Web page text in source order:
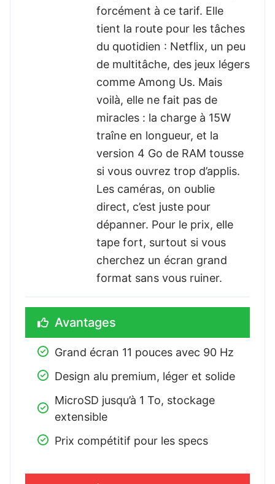
forcément à ce tarif. Elle
tient la route pour les tâches
du quotidien : Netflix, un peu
de multitâche, des jeux légers
comme Among Us. Mais
voilà, elle ne fait pas de
miracles : la charge à 15W
traîne en longueur, et la
version 4 Go de RAM tousse
si vous ouvrez trop d’applis.
Les caméras, on oublie
direct, c’est juste pour
dépanner. Pour le prix, elle
tape fort, surtout si vous
cherchez un écran grand
format sans vous ruiner.
Avantages
Grand écran 11 pouces avec 90 Hz
Design alu premium, léger et solide
MicroSD jusqu’à 1 To, stockage
extensible
Prix compétitif pour les specs